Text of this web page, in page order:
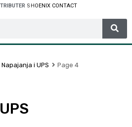
SCHNEIDER ELECTR
A
Napajanja i UPS Page 4